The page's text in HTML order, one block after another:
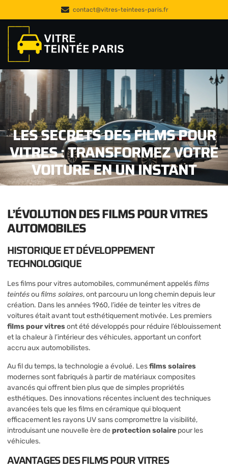
contact@vitres-teintees-paris.fr
LES SECRETS DES FILMS POUR
VITRES : TRANSFORMEZ VOTRE
VOITURE EN UN INSTANT
L’ÉVOLUTION DES FILMS POUR VITRES
AUTOMOBILES
HISTORIQUE ET DÉVELOPPEMENT
TECHNOLOGIQUE
Les films pour vitres automobiles, communément appelésfilms
teintésoufilms solaires, ont parcouru un long chemin depuis leur
création. Dans les années 1960, l’idée de teinter les vitres de
voitures était avant tout esthétiquement motivée. Les premiers
films pour vitresont été développés pour réduire l’éblouissement
et la chaleur à l’intérieur des véhicules, apportant un confort
accru aux automobilistes.
Au fil du temps, la technologie a évolué. Lesfilms solaires
modernes sont fabriqués à partir de matériaux composites
avancés qui offrent bien plus que de simples propriétés
esthétiques. Des innovations récentes incluent des techniques
avancées tels que les films en céramique qui bloquent
efficacement les rayons UV sans compromettre la visibilité,
introduisant une nouvelle ère deprotection solaire pour les
véhicules.
AVANTAGES DES FILMS POUR VITRES